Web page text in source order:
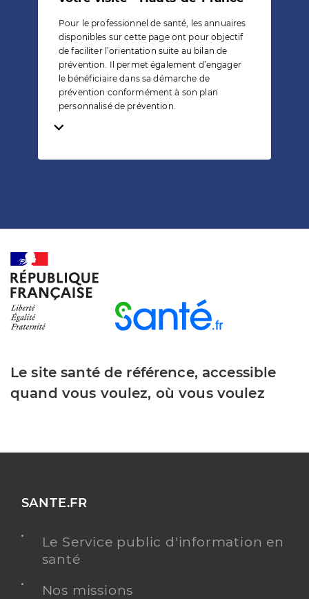
Pour le professionnel de santé, les annuaires
disponibles sur cette page ont pour objectif
de faciliter l’orientation suite au bilan de
prévention. Il permet également d’engager
le bénéficiaire dans sa démarche de
prévention conformément à son plan
personnalisé de prévention.
Temps de lecture
Le site santé de référence, accessible
quand vous voulez, où vous voulez
SANTE.FR
Le Service public d'information en
santé
Nos missions